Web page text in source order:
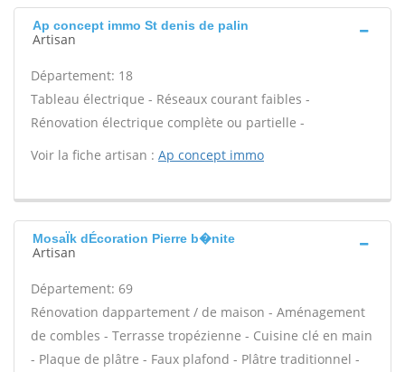
Ap concept immo St denis de palin
Artisan
Département: 18
Tableau électrique - Réseaux courant faibles -
Rénovation électrique complète ou partielle -
Voir la fiche artisan : Ap concept immo
MosaÏk dÉcoration Pierre b�nite
Artisan
Département: 69
Rénovation dappartement / de maison - Aménagement
de combles - Terrasse tropézienne - Cuisine clé en main
- Plaque de plâtre - Faux plafond - Plâtre traditionnel -